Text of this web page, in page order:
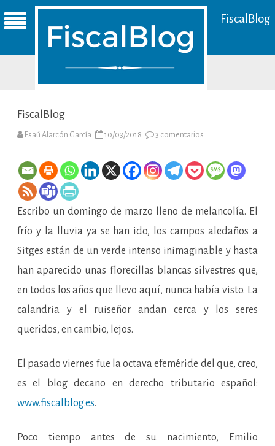
FiscalBlog
FiscalBlog
Esaú Alarcón García 10/03/2018 3 comentarios
Escribo un domingo de marzo lleno de melancolía. El
frío y la lluvia ya se han ido, los campos aledaños a
Sitges están de un verde intenso inimaginable y hasta
han aparecido unas florecillas blancas silvestres que,
en todos los años que llevo aquí, nunca había visto. La
calandria y el ruiseñor andan cerca y los seres
queridos, en cambio, lejos.
El pasado viernes fue la octava efeméride del que, creo,
es el blog decano en derecho tributario español:
www.fiscalblog.es.
Poco tiempo antes de su nacimiento, Emilio